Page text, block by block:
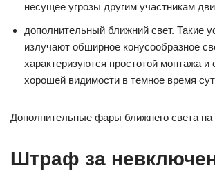
несущее угрозы другим участникам
дополнительный ближний свет. Такие
излучают обширное конусообразное
характеризуются простотой монтажа и
хорошей видимости в темное время
Дополнительные фары ближнего света
Штраф за